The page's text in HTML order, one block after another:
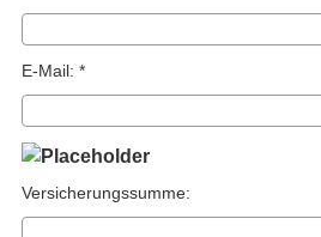
E-Mail: *
Versicherungssumme: